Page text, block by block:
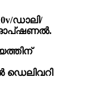
ഡാലി/
.
ഡെലിവറി